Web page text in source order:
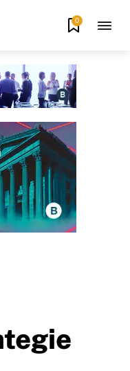
0